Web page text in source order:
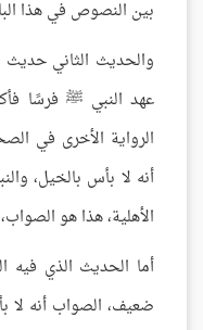
بين النصوص في هذا
والحديث الثاني
عهد النبي ﷺ فرسًا
الرواية الأخرى في
أنه لا بأس بالخيل،
الأهلية، هذا هو
أما الحديث الذي فيه
ضعيف، الصواب أنه لا